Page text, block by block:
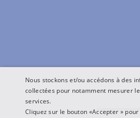
Nous stockons et/ou accédons à des
collectées pour notamment mesurer
services.
Cliquez sur le bouton «Accepter »